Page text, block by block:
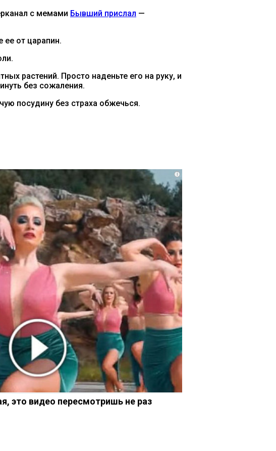
с мемами Бывший прислал —
от царапин.
растений. Просто наденьте его на руку, и
без сожаления.
посудину без страха обжечься.
i
это видео пересмотришь не раз